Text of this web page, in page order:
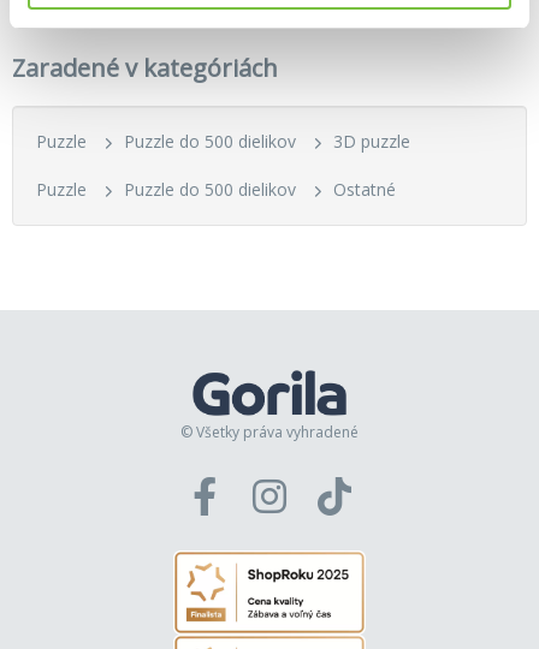
Zaradené v kategóriách
Puzzle Puzzle do 500 dielikov 3D puzzle
Puzzle Puzzle do 500 dielikov Ostatné
© Všetky práva vyhradené